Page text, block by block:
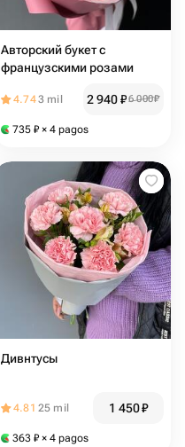
Авторский букет с
французскими розами
4.743 mil 2 940₽6 000₽
735 ₽ × 4 pagos
Дивнтусы
4.81 25 mil 1 450₽
363 ₽ × 4 pagos